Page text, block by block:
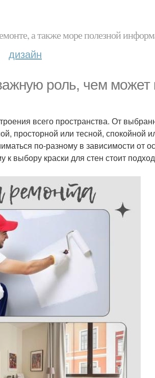
а также море полезной
дизайн
роль, чем может
всего пространства. От
просторной или тесной, спокойной
по-разному в зависимости от
краски для стен стоит